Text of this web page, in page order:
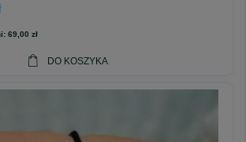
69,00 zł
DO KOSZYKA